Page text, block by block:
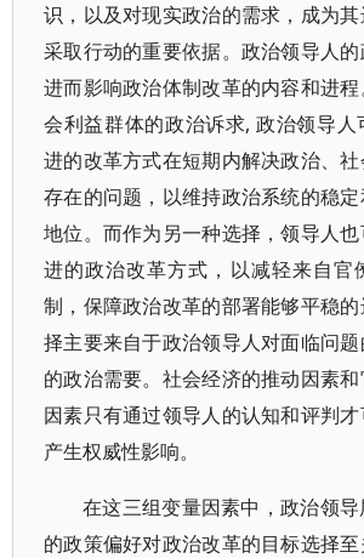
识，以及对现实政治的需求，成为
采取行动的重要依据。政治领导人
进而影响政治体制改革的内容和进
会利益群体的政治诉求, 政治领导人
进的改革方式在短期内解决政治、
存在的问题，以维持政治系统的稳
地位。而作为另一种选择，领导人
进的政治改革方式，以减轻来自官
制，保障政治改革的部署能够平稳
择主要来自于政治领导人对面临问
的政治需要。社会经济的推动因素
因素只有通过领导人的认知和评判
产生权威性影响。
在这三组变量因素中，政治领
的政策偏好对政治改革的目标选择